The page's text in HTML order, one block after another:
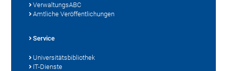
VerwaltungsABC
Amtliche Veröffentlichungen
Service
Universitätsbibliothek
IT-Dienste